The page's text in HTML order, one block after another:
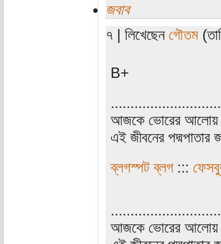
জবাব
৭ | লিখেছেন গৌতম
B+
আজকে ভোরের আলোয়
এই জীবনের পদ্মপাতার
ব্লগস্পট ব্লগ:::
আজকে ভোরের আলোয়